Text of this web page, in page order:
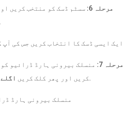
مرحلہ 6: سسٹم ڈسک کو منتخب کریں
مرحلہ 7:
منسلک بیرونی ہارڈ ڈرائیو
کریں اور پھر کلک کریں اگلے جاری رکھنے کے لئے بٹن.